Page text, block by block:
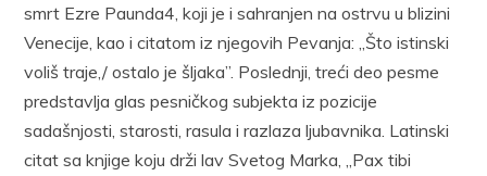
smrt Ezre Pa­unda4, koji je i sahranjen na ostrvu u blizini
Venecije, kao i citatom iz njegovih Pevanja: ,,Što istinski
voliš traje,/ ostalo je šljaka”. Po­slednji, treći deo pesme
predstavlja glas pesničkog subjekta iz pozicije
sadašnjosti, starosti, rasula i razlaza ljubavnika. Latinski
citat sa knjige koju drži lav Svetog Marka, „Pax tibi